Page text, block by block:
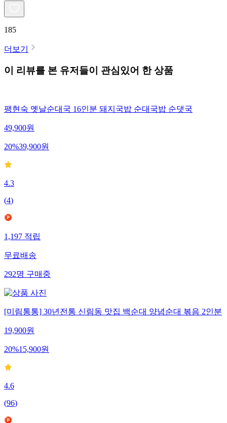
185
더보기
이 리뷰를 본 유저들이 관심있어 한 상품
팽현숙 옛날순대국 16인분 돼지국밥 순대국밥 순댓국
49,900원
20%39,900원
4.3
(4)
1,197 적립
무료배송
292명 구매중
[미림통통] 30년전통 신림동 맛집 백순대 양념순대 볶음 2인분
19,900원
20%15,900원
4.6
(96)